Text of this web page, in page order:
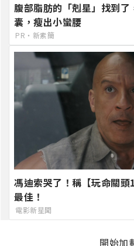
腹部脂肪的「剋星」找到
囊，瘦出小蠻腰
PR・新素簡
馮迪索哭了！稱【玩命關
最佳！
電影新星聞
開始加